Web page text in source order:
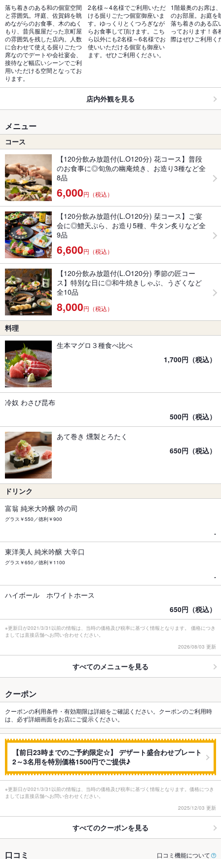
落ち着きのある和の個室空間
と雰囲気。坪庭、佐賀錦を眺
めながらのお食事、木のぬく
もり、昔呉服屋だった京町屋
の雰囲気を残した店内。人数
に合わせて使える掘りごたつ
席なのでデートや会社宴会、
接待など幅広いシーンでご利
用いただける空間となってお
ります。
2名様～4名様でご利用いただ
ける掘りごたつ個室御座いま
す。ゆっくりとくつろぎなが
らお食事して頂けます。こち
ら以外にも2名様～6名様でお
使いいただける個室も御座い
ます。ぜひご利用ください。
1階最奥のお席は
のお部屋。お庭を
落ち着きのある広
っております！各
際はぜひご利用く
店内外観を見る
メニュー
コース
【120分飲み放題付(L.O120分) 花コース】普段
のお食事に◎旬魚の幽庵焼き、お造り3種など全
8品
6,000円（税込）
【120分飲み放題付(L.O120分) 栞コース】ご宴
会に◎鱧天ぷら、お造り5種、牛タン炙りなど全
9品
6,600円（税込）
【120分飲み放題付(L.O120分) 季節の匠コー
ス】特別な日に◎和牛焼きしゃぶ、うざくなど
全10品
8,000円（税込）
料理
生本マグロ３種食べ比べ
1,700円（税込）
冷奴 わさび昆布
500円（税込）
あて巻き 燻製とろたく
650円（税込）
ドリンク
富翁 純米大吟醸 吟の司
グラス￥550／徳利￥900
.
東洋美人 純米吟醸 大辛口
グラス￥650／徳利￥1100
.
ハイボール ホワイトホース
650円（税込）
※更新日が2021/3/31以前の情報は、当時の価格及び税率に基づく情報となります。 価格につき
ましては直接店舗へお問い合わせください。
2026/08/03 更新
すべてのメニューを見る
クーポン
クーポンの利用条件・有効期限は詳細をご確認ください。クーポンのご利用時
は、必ず詳細画面をお店にご提示ください。
【前日23時までのご予約限定☆】 デザート盛合わせプレート
2～3名用を特別価格1500円でご提供♪
※更新日が2021/3/31以前の情報は、当時の価格及び税率に基づく情報となります。価格につき
ましては直接店舗へお問い合わせください。
2025/12/03 更新
すべてのクーポンを見る
口コミ 口コミ機能について